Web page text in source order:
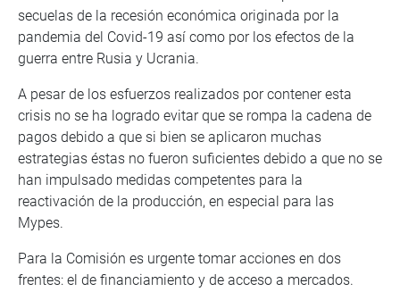
secuelas de la recesión económica originada por la
pandemia del Covid-19 así como por los efectos de la
guerra entre Rusia y Ucrania.
A pesar de los esfuerzos realizados por contener esta
crisis no se ha logrado evitar que se rompa la cadena de
pagos debido a que si bien se aplicaron muchas
estrategias éstas no fueron suficientes debido a que no se
han impulsado medidas competentes para la
reactivación de la producción, en especial para las
Mypes.
Para la Comisión es urgente tomar acciones en dos
frentes: el de financiamiento y de acceso a mercados.